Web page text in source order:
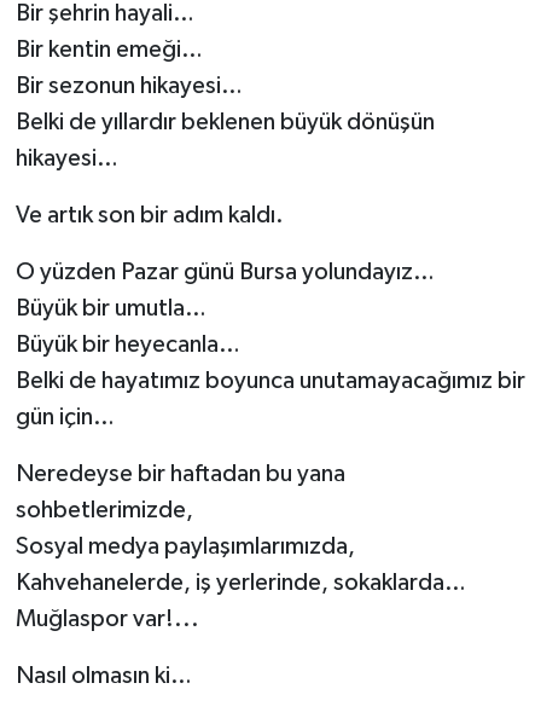
Bir şehrin hayali…
Bir kentin emeği…
Bir sezonun hikayesi…
Belki de yıllardır beklenen büyük dönüşün
hikayesi…
Ve artık son bir adım kaldı.
O yüzden Pazar günü Bursa yolundayız…
Büyük bir umutla…
Büyük bir heyecanla…
Belki de hayatımız boyunca unutamayacağımız bir
gün için…
Neredeyse bir haftadan bu yana
sohbetlerimizde,
Sosyal medya paylaşımlarımızda,
Kahvehanelerde, iş yerlerinde, sokaklarda…
Muğlaspor var!...
Nasıl olmasın ki…